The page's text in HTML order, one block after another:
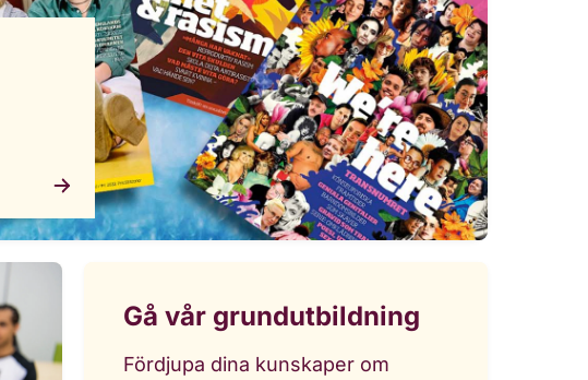
Gå vår grundutbildning
Fördjupa dina kunskaper om